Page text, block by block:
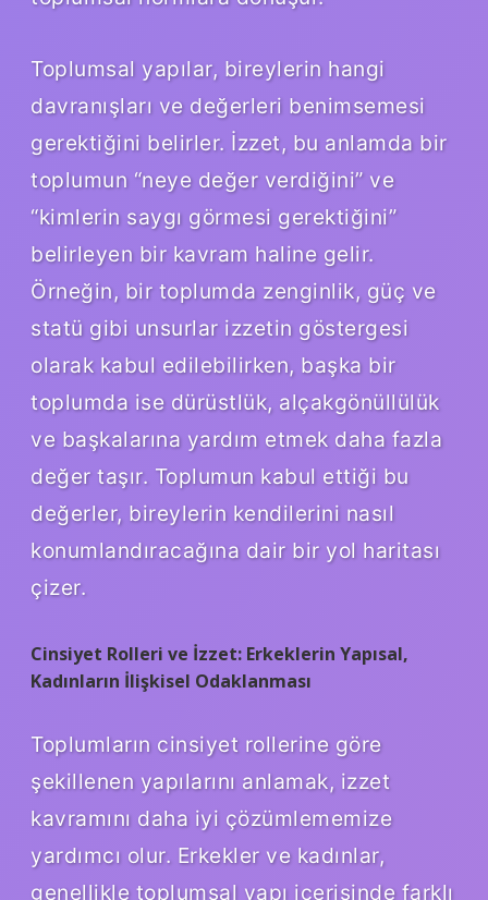
Toplumsal yapılar, bireylerin hangi
davranışları ve değerleri benimsemesi
gerektiğini belirler. İzzet, bu anlamda bir
toplumun “neye değer verdiğini” ve
“kimlerin saygı görmesi gerektiğini”
belirleyen bir kavram haline gelir.
Örneğin, bir toplumda zenginlik, güç ve
statü gibi unsurlar izzetin göstergesi
olarak kabul edilebilirken, başka bir
toplumda ise dürüstlük, alçakgönüllülük
ve başkalarına yardım etmek daha fazla
değer taşır. Toplumun kabul ettiği bu
değerler, bireylerin kendilerini nasıl
konumlandıracağına dair bir yol haritası
çizer.
Cinsiyet Rolleri ve İzzet: Erkeklerin Yapısal,
Kadınların İlişkisel Odaklanması
Toplumların cinsiyet rollerine göre
şekillenen yapılarını anlamak, izzet
kavramını daha iyi çözümlememize
yardımcı olur. Erkekler ve kadınlar,
genellikle toplumsal yapı içerisinde farklı